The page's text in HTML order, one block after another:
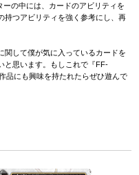
の中には、カードのアビリティを
持つアビリティを強く参考にし、再
して僕が気に入っているカードを
と思います。もしこれで『FF-
品にも興味を持たれたらぜひ遊んで